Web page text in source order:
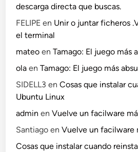
descarga directa que buscas.
FELIPE en Unir o juntar ficheros
el terminal
mateo enTamago: El juego más
ola enTamago: El juego más
SIDELL3 enCosas que instalar
Ubuntu Linux
admin enVuelve un facilware
Santiago enVuelve un facilware
Cosas que instalar cuando